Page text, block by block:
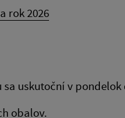
rok 2026
uskutoční v pondelok
obalov.